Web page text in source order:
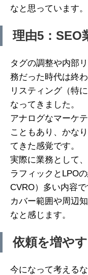
なと思っています。
理由5：SEO
タグの調整や内部
務だった時代は終
リスティング（特
なってきました。
アナログなマーケ
こともあり、かな
てきた感覚です。
実際に業務として
ラフィックとLPO
CVRO）多い内容で
カバー範囲や周辺
なと感じます。
依頼を増や
今になって考える